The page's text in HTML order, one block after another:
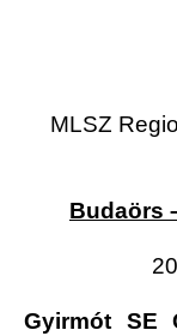
MLSZ
Budaörs
Gyirmót